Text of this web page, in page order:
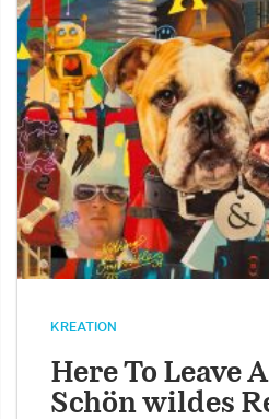
KREATION
Here To Leave
Schön wildes